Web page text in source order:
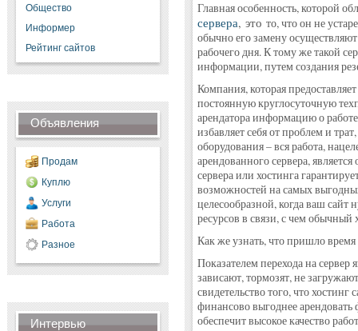
Общество
Информер
Рейтинг сайтов
Объявления
Продам
Куплю
Услуги
Работа
Разное
Интервью
Главная особенность, которой
сервера, это то, что он не
обычно его замену
рабочего дня. К тому же такой
информации, путем создания
Компания, которая
постоянную круглосуточную
арендатора информацию о
избавляет себя от проблем и
оборудования – вся работа,
арендованного сервера,
сервера или хостинга
возможностей на самых
целесообразной, когда ваш сайт
ресурсов в связи, с чем обычный
Как же узнать, что пришло время
Показателем перехода на сервер
зависают, тормозят, не
свидетельство того, что хостинг
финансово выгоднее
обеспечит высокое качество